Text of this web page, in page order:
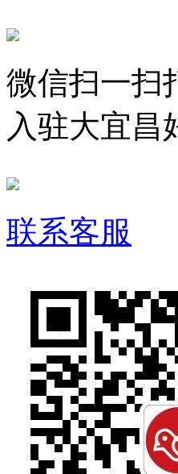
微信扫一扫
入驻大宜昌
联系客服